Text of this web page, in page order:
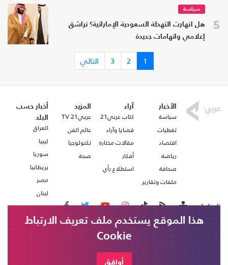
5
سياسة
هل انهارت التهدئة السعودية الإماراتية؟ تراشق
إعلامي واتهامات جديدة
1
2
3 التالي
وزير الصحة اليمني قاسم بحيبح يعلن ارتفاع
الأخبار
سياسة
تغطيات
اقتصاد
رياضة
صحافة
ملفات وتقارير
آراء
كتاب عربي21
قضايا وآراء
مقالات مختارة
أفكار
استطلاع رأي
المزيد
عربي21 TV
عالم الفن
تكنولوجيا
صحة
أخبار حسب
البلد
العراق
ليبيا
سوريا
بريطانيا
مصر
لبنان
تابعنا على
هذا الموقع يستخدم ملف تعريف الارتباط
Cookie
أوافق